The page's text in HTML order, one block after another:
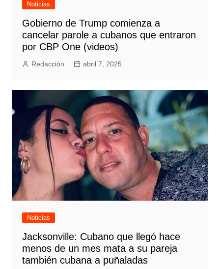
Noticias
Gobierno de Trump comienza a
cancelar parole a cubanos que entraron
por CBP One (videos)
Redacción abril 7, 2025
Noticias
Jacksonville: Cubano que llegó hace
menos de un mes mata a su pareja
también cubana a puñaladas